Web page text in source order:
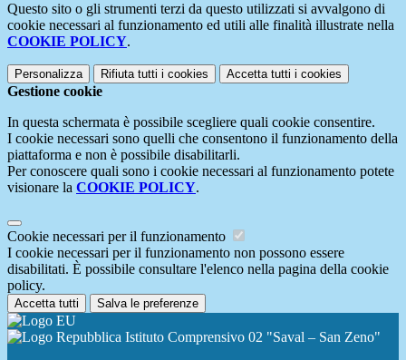
Questo sito o gli strumenti terzi da questo utilizzati si avvalgono di
cookie necessari al funzionamento ed utili alle finalità illustrate nella
COOKIE POLICY.
Personalizza Rifiuta tutti i cookies Accetta tutti i cookies
Gestione cookie
In questa schermata è possibile scegliere quali cookie consentire.
I cookie necessari sono quelli che consentono il funzionamento della
piattaforma e non è possibile disabilitarli.
Per conoscere quali sono i cookie necessari al funzionamento potete
visionare la COOKIE POLICY.
Cookie necessari per il funzionamento
I cookie necessari per il funzionamento non possono essere
disabilitati. È possibile consultare l'elenco nella pagina della cookie
policy.
Accetta tutti Salva le preferenze
Istituto Comprensivo 02 "Saval – San Zeno"